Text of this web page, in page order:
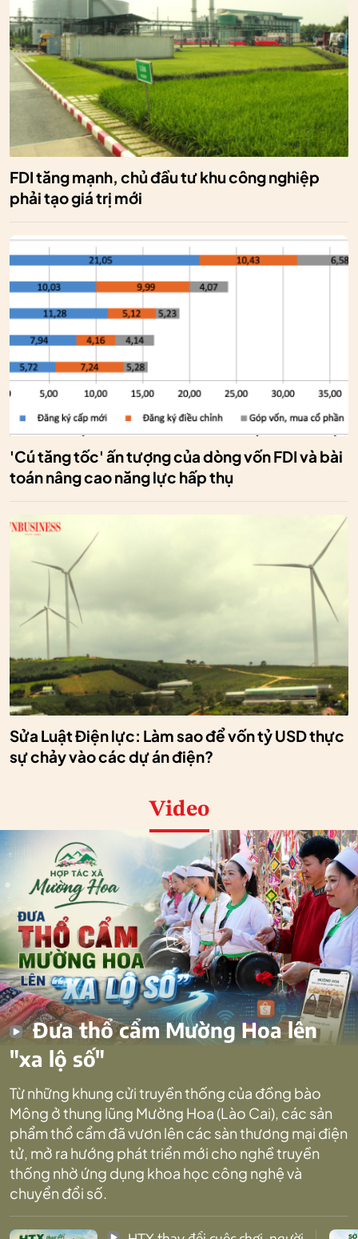
FDI tăng mạnh, chủ đầu tư khu công nghiệp
phải tạo giá trị mới
'Cú tăng tốc' ấn tượng của dòng vốn FDI và bài
toán nâng cao năng lực hấp thụ
Sửa Luật Điện lực: Làm sao để vốn tỷ USD thực
sự chảy vào các dự án điện?
Video
Đưa thổ cẩm Mường Hoa lên
"xa lộ số"
Từ những khung cửi truyền thống của đồng bào
Mông ở thung lũng Mường Hoa (Lào Cai), các sản
phẩm thổ cẩm đã vươn lên các sàn thương mại điện
tử, mở ra hướng phát triển mới cho nghề truyền
thống nhờ ứng dụng khoa học công nghệ và
chuyển đổi số.